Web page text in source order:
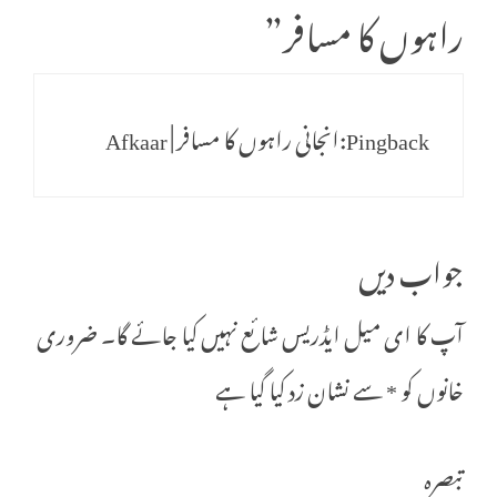
راہوں کا مسافر”
Pingback:انجانی راہوں کا مسافر | Afkaar
جواب دیں
آپ کا ای میل ایڈریس شائع نہیں کیا جائے گا۔ضروری
خانوں کو*سے نشان زد کیا گیا ہے
تبصرہ